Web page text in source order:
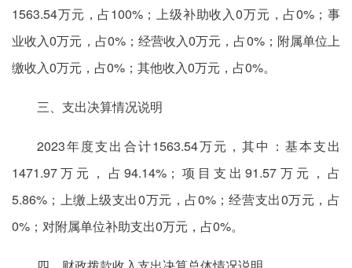
1563.54万元，占100%；上级补助收入0万元，占0%；事
业收入0万元，占0%；经营收入0万元，占0%；附属单位上
缴收入0万元，占0%；其他收入0万元，占0%。
三、支出决算情况说明
2023年度支出合计1563.54万元，其中：基本支出
1471.97万元，占94.14%；项目支出91.57万元，占
5.86%；上缴上级支出0万元，占0%；经营支出0万元，占
0%；对附属单位补助支出0万元，占0%。